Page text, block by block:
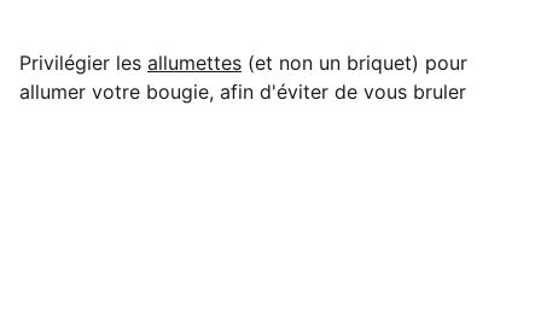
Privilégier les allumettes (et non un briquet) pour
allumer votre bougie, afin d'éviter de vous bruler